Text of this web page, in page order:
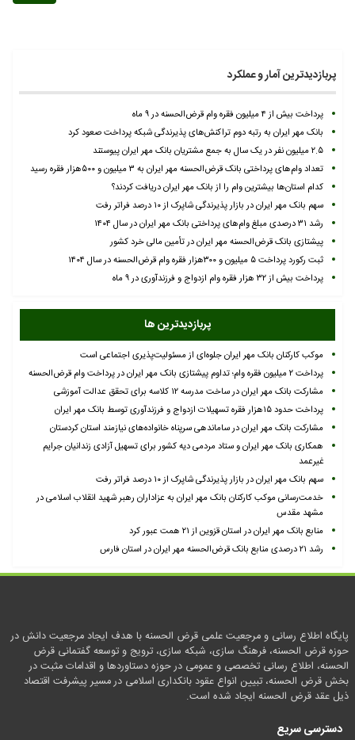
پربازدیدترین آمار و عملکرد
پرداخت بیش از ۴ میلیون فقره وام قرض‌الحسنه در ۹ ماه
بانک مهر ایران به رتبه دوم تراکنش‌های پذیرندگی شبکه پرداخت صعود کرد
۲.۵ میلیون نفر در یک سال به جمع مشتریان بانک مهر ایران پیوستند
تعداد وام‌های پرداختی بانک قرض‌الحسنه مهر ایران به ۳ میلیون و ۵۰۰هزار فقره رسید
کدام استان‌ها بیشترین وام را از بانک مهر ایران دریافت کردند؟
سهم بانک مهر ایران در بازار پذیرندگی شاپرک از ۱۰ درصد فراتر رفت
رشد ۳۱ درصدی مبلغ وام‌های پرداختی بانک مهر ایران در سال ۱۴۰۴
پیشتازی بانک قرض‌الحسنه مهر ایران در تأمین مالی خرد کشور
ثبت رکورد پرداخت ۵ میلیون و ۳۰۰هزار فقره وام قرض‌الحسنه در سال ۱۴۰۴
پرداخت بیش از ۳۲ هزار فقره وام ازدواج و فرزندآوری در ۹ ماه
پربازدیدترین ها
موکب کارکنان بانک مهر ایران جلوه‌ای از مسئولیت‌پذیری اجتماعی است
پرداخت ۲ میلیون فقره وام؛ تداوم پیشتازی بانک مهر ایران در پرداخت وام قرض‌الحسنه
مشارکت بانک مهر ایران در ساخت مدرسه ۱۲ کلاسه برای تحقق عدالت آموزشی
پرداخت حدود ۱۵هزار فقره تسهیلات ازدواج و فرزندآوری توسط بانک مهر ایران
مشارکت بانک مهر ایران در ساماندهی سرپناه خانواده‌های نیازمند استان کردستان
همکاری بانک مهر ایران و ستاد مردمی دیه کشور برای تسهیل آزادی زندانیان جرایم
غیرعمد
سهم بانک مهر ایران در بازار پذیرندگی شاپرک از ۱۰ درصد فراتر رفت
خدمت‌رسانی موکب کارکنان بانک مهر ایران به عزاداران رهبر شهید انقلاب اسلامی در
مشهد مقدس
منابع بانک مهر ایران در استان قزوین از ۲۱ همت عبور کرد
رشد ۲۱ درصدی منابع بانک قرض‌الحسنه مهر ایران در استان فارس
پایگاه اطلاع رسانی و مرجعیت علمی قرض الحسنه با هدف ایجاد مرجعیت دانش در
حوزه قرض الحسنه، فرهنگ سازی، شبکه سازی، ترویج و توسعه گفتمانی قرض
الحسنه، اطلاع رسانی تخصصی و عمومی در حوزه دستاوردها و اقدامات مثبت در
بخش قرض الحسنه، تبیین انواع عقود بانکداری اسلامی در مسیر پیشرفت اقتصاد
ذیل عقد قرض الحسنه ایجاد شده است.
دسترسی سریع